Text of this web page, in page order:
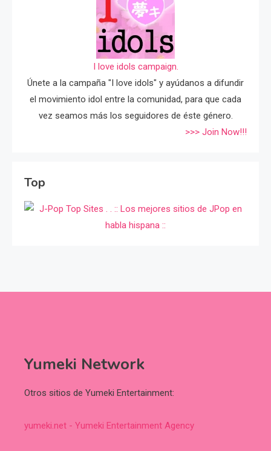
I love idols campaign.
Únete a la campaña "I love idols" y ayúdanos a difundir
el movimiento idol entre la comunidad, para que cada
vez seamos más los seguidores de éste género.
>>> Join Now!!!
Top
Yumeki Network
Otros sitios de Yumeki Entertainment:
yumeki.net - Yumeki Entertainment Agency